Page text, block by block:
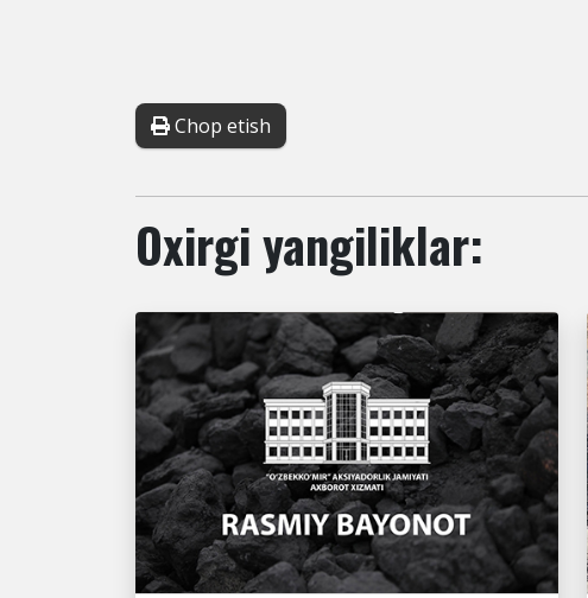
Chop etish
Oxirgi yangiliklar: